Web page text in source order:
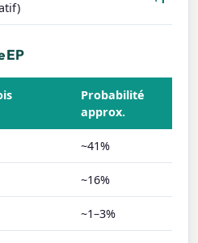
EP
Probabilité
approx.
~41%
~16%
~1–3%